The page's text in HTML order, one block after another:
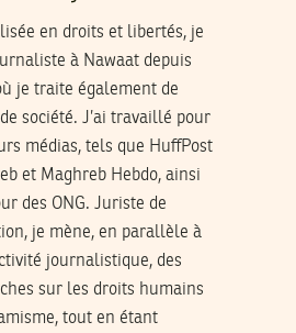
en droits et libertés, je
à Nawaat depuis
je traite également de
société. J’ai travaillé pour
médias, tels que HuffPost
et Maghreb Hebdo, ainsi
des ONG. Juriste de
je mène, en parallèle à
journalistique, des
sur les droits humains
tout en étant